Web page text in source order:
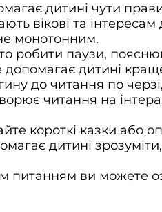
дитині чути
вікові та
монотонним.
робити паузи,
дитині
до читання по
читання на
короткі казки або
дитині
питанням ви можете